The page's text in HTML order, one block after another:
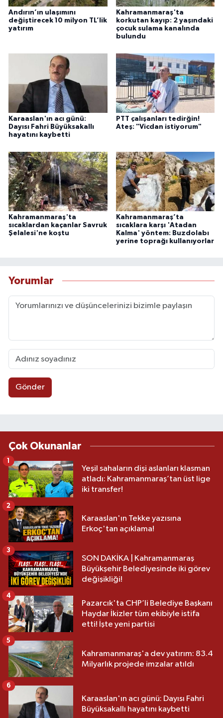
Andırın’ın ulaşımını
değiştirecek 10 milyon TL’lik
yatırım
Kahramanmaraş'ta
korkutan kayıp: 2 yaşındaki
çocuk sulama kanalında
bulundu
Karaaslan'ın acı günü:
Dayısı Fahri Büyüksakallı
hayatını kaybetti
PTT çalışanları tedirğin!
Ateş: "Vicdan istiyorum"
Kahramanmaraş'ta
sıcaklardan kaçanlar Savruk
Şelalesi'ne koştu
Kahramanmaraş’ta
sıcaklara karşı 'Atadan
Kalma' yöntem: Buzdolabı
yerine toprağı kullanıyorlar
Yorumlar
Gönder
Çok Okunanlar
Yeşil sahaların dişi aslanları klasman
atladı: Kahramanmaraş’tan üst lige
iki transfer!
1
Karaaslan'ın Tekke yazısına
Erkoç'tan açıklama!
2
SON DAKİKA | Kahramanmaraş
Büyükşehir Belediyesinde iki görev
değişikliği!
3
Pazarcık'ta CHP’li Belediye Başkanı
Haydar İkizler tüm ekibiyle istifa
etti! İşte yeni partisi
4
Kahramanmaraş'a dev yatırım: 83.4
Milyarlık projede imzalar atıldı
5
Karaaslan'ın acı günü: Dayısı Fahri
Büyüksakallı hayatını kaybetti
6